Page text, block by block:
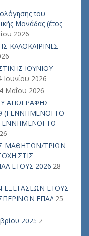
του
Μονάδας (έτος
2026
ΚΑΛΟΚΑΙΡΙΝΕΣ
ΙΟΥΝΙΟΥ
Ιουνίου 2026
Μαΐου 2026
ΑΠΟΓΡΑΦΗΣ
(ΓΕΝΝΗΜΕΝΟΙ ΤΟ
ΤΟ
ΜΑΘΗΤΩΝ/ΤΡΙΩΝ
ΣΤΙΣ
ΕΤΟΥΣ 2026 28
ΕΤΟΥΣ
ΕΠΑΛ 25
2025 2